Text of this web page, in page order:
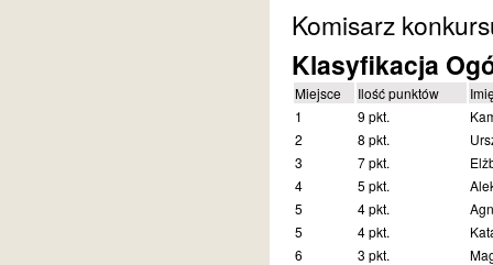
Komisarz
Klasyfikacja
Miejsce Ilość punktów
1
9 pkt.
2
8 pkt.
3
7 pkt.
4
5 pkt.
5
4 pkt.
5
4 pkt.
6
3 pkt.